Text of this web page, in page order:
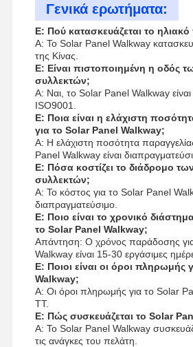
Γενικά ερωτήματα:
Ε: Πού κατασκευάζεται το
Α: Το Solar Panel Walkway
της Κίνας.
Ε: Είναι πιστοποιημένη η οδός
συλλεκτών;
Α: Ναι, το Solar Panel Walkway
ISO9001.
Ε: Ποια είναι η ελάχιστη
για το Solar Panel Walkway;
Α: Η ελάχιστη ποσότητα
Panel Walkway είναι
Ε: Πόσα κοστίζει το διάδρομο
συλλεκτών;
Α: Το κόστος για το Solar Panel
διαπραγματεύσιμο.
Ε: Ποιο είναι το χρονικό
το Solar Panel Walkway;
Απάντηση: Ο χρόνος παράδοσης
Walkway είναι 15-30 εργάσιμες
Ε: Ποιοι είναι οι όροι πληρωμής
Walkway;
Α: Οι όροι πληρωμής για το Solar
TT.
Ε: Πώς συσκευάζεται το Solar
Α: Το Solar Panel Walkway
τις ανάγκες του πελάτη.